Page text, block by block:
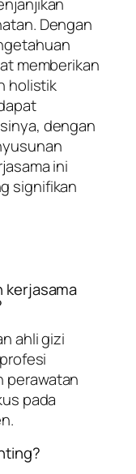
Dengan
memberikan
holistik
dengan
ini
signifikan
kerjasama
ahli gizi
perawatan
pada